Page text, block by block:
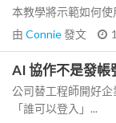
本教學將示範如何使
由 Connie發文
AI 協作不是發帳
公司替工程師開好
「誰可以登入」...